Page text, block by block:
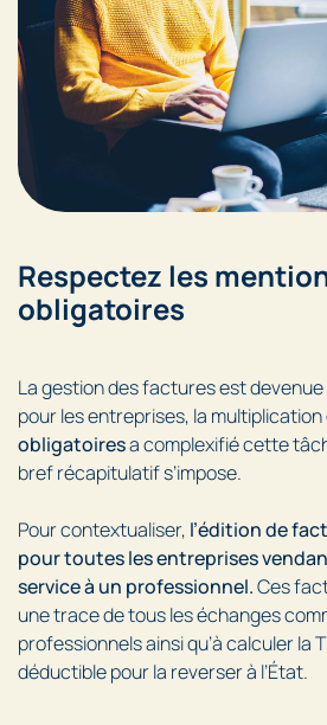
Respectez les
obligatoires
La gestion des factures est
pour les entreprises, la multiplication
obligatoiresa complexifié cette
bref récapitulatif s’impose.
Pour contextualiser, l’édition de
pour toutes les entreprises
service à un professionnel.Ces
une trace de tous les échanges
professionnels ainsi qu’à calculer la
déductible pour la reverser à l’État.